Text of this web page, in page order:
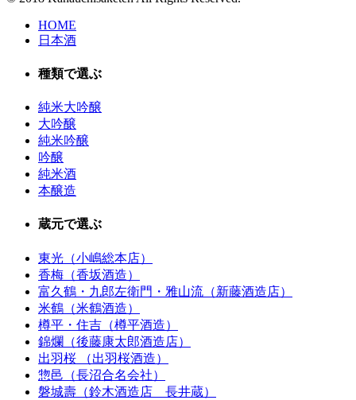
HOME
日本酒
種類で選ぶ
純米大吟醸
大吟醸
純米吟醸
吟醸
純米酒
本醸造
蔵元で選ぶ
東光（小嶋総本店）
香梅（香坂酒造）
富久鶴・九郎左衛門・雅山流（新藤酒造店）
米鶴（米鶴酒造）
樽平・住吉（樽平酒造）
錦爛（後藤康太郎酒造店）
出羽桜 （出羽桜酒造）
惣邑（長沼合名会社）
磐城壽（鈴木酒造店 長井蔵）